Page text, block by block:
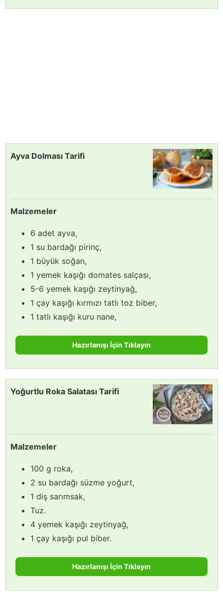
Ayva Dolması Tarifi
Malzemeler
6 adet ayva,
1 su bardağı pirinç,
1 büyük soğan,
1 yemek kaşığı domates salçası,
5-6 yemek kaşığı zeytinyağ,
1 çay kaşığı kırmızı tatlı toz biber,
1 tatlı kaşığı kuru nane,
Hazırlanışı İçin Tıklayın
Yoğurtlu Roka Salatası Tarifi
Malzemeler
100 g roka,
2 su bardağı süzme yoğurt,
1 diş sarımsak,
Tuz.
4 yemek kaşığı zeytinyağ,
1 çay kaşığı pul biber.
Hazırlanışı İçin Tıklayın